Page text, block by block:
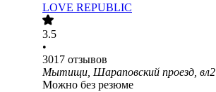
LOVE REPUBLIC
3.5
•
3017 отзывов
Мытищи, Шараповский проезд, вл2
Можно без резюме